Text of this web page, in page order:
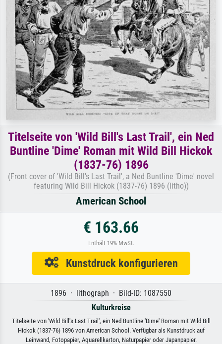
Titelseite von 'Wild Bill's Last Trail', ein Ned
Buntline 'Dime' Roman mit Wild Bill Hickok
(1837-76) 1896
(Front cover of 'Wild Bill's Last Trail', a Ned Buntline 'Dime' novel
featuring Wild Bill Hickok (1837-76) 1896 (litho))
American School
€ 163.66
Enthält 19% MwSt.
Kunstdruck konfigurieren
1896 · lithograph · Bild-ID: 1087550
Kulturkreise
Titelseite von 'Wild Bill's Last Trail', ein Ned Buntline 'Dime' Roman mit Wild Bill
Hickok (1837-76) 1896 von American School. Verfügbar als Kunstdruck auf
Leinwand, Fotopapier, Aquarellkarton, Naturpapier oder Japanpapier.